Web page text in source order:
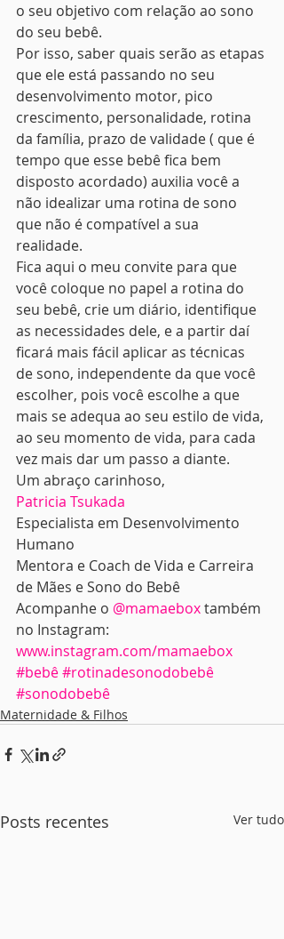
o seu objetivo com relação ao sono
do seu bebê.
Por isso, saber quais serão as etapas
que ele está passando no seu
desenvolvimento motor, pico
crescimento, personalidade, rotina
da família, prazo de validade ( que é
tempo que esse bebê fica bem
disposto acordado) auxilia você a
não idealizar uma rotina de sono
que não é compatível a sua
realidade.
Fica aqui o meu convite para que
você coloque no papel a rotina do
seu bebê, crie um diário, identifique
as necessidades dele, e a partir daí
ficará mais fácil aplicar as técnicas
de sono, independente da que você
escolher, pois você escolhe a que
mais se adequa ao seu estilo de vida,
ao seu momento de vida, para cada
vez mais dar um passo a diante.
Um abraço carinhoso,
Patricia Tsukada
Especialista em Desenvolvimento
Humano
Mentora e Coach de Vida e Carreira
de Mães e Sono do Bebê
Acompanhe o @mamaebox também
no Instagram:
www.instagram.com/mamaebox
#bebê#rotinadesonodobebê
#sonodobebê
Maternidade & Filhos
Posts recentes Ver tudo